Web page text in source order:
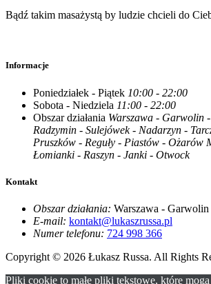
Bądź takim masażystą by ludzie chcieli do
Informacje
Poniedziałek - Piątek 10:00 - 22:00
Sobota - Niedziela 11:00 - 22:00
Obszar działania Warszawa - Garwolin
Radzymin - Sulejówek - Nadarzyn -
Pruszków - Reguły - Piastów - Ożarów
Łomianki - Raszyn - Janki - Otwock
Kontakt
Obszar działania: Warszawa - Garwolin
E-mail: kontakt@lukaszrussa.pl
Numer telefonu: 724 998 366
Copyright © 2026 Łukasz Russa. All Rights
Pliki cookie to małe pliki tekstowe, które